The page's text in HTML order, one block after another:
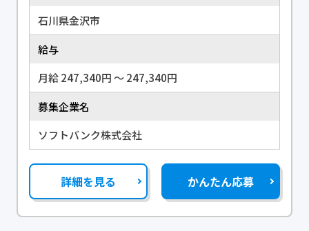
石川県金沢市
給与
月給 247,340円 〜 247,340円
募集企業名
ソフトバンク株式会社
詳細を見る かんたん応募